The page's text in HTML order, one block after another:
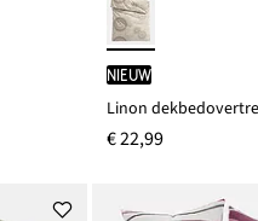
Nieuw
Linon
€ 22,99